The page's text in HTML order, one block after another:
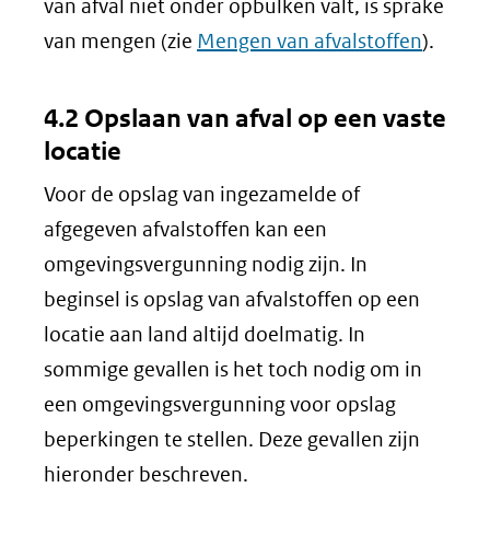
van afval niet onder opbulken valt, is sprake
van mengen (zie Mengen van afvalstoffen).
4.2 Opslaan van afval op een vaste
locatie
Voor de opslag van ingezamelde of
afgegeven afvalstoffen kan een
omgevingsvergunning nodig zijn. In
beginsel is opslag van afvalstoffen op een
locatie aan land altijd doelmatig. In
sommige gevallen is het toch nodig om in
een omgevingsvergunning voor opslag
beperkingen te stellen. Deze gevallen zijn
hieronder beschreven.